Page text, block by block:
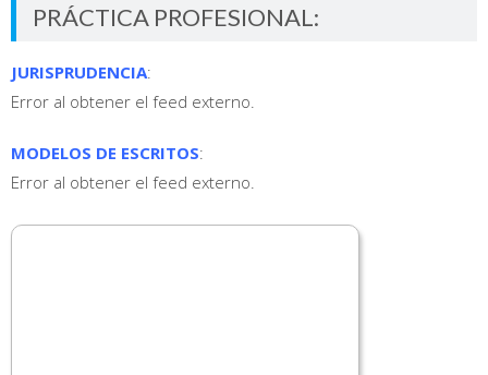
PRÁCTICA PROFESIONAL:
JURISPRUDENCIA:
Error al obtener el feed externo.
MODELOS DE ESCRITOS:
Error al obtener el feed externo.